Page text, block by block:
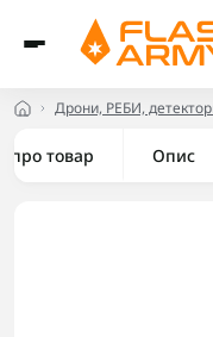
Дрони, РЕБИ,
про товар Опис